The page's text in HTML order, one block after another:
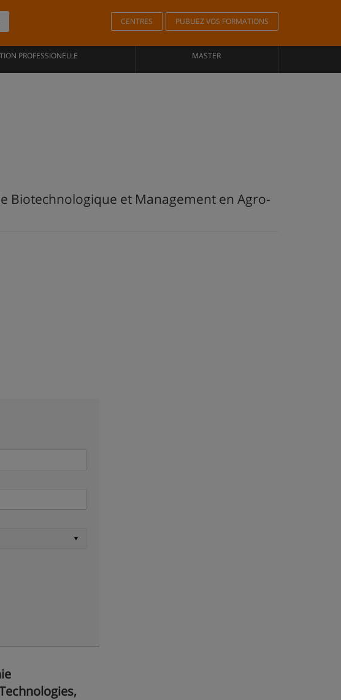
CENTRES PUBLIEZ VOS FORMATIONS
PROFESSIONELLE MASTER
Biotechnologique et Management en Agro-